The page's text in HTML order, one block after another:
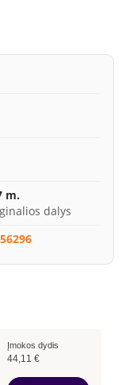
m.
dalys
Įmokos dydis
44,11 €